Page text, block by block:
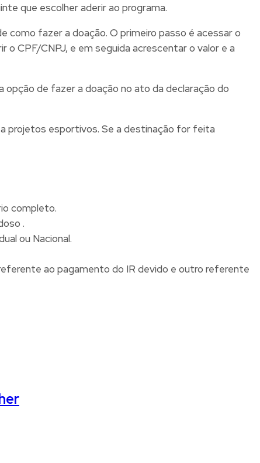
que escolher aderir ao programa.
como fazer a doação. O primeiro passo é acessar o
o CPF/CNPJ, e em seguida acrescentar o valor e a
de fazer a doação no ato da declaração do
projetos esportivos. Se a destinação for feita
completo.
.
ou Nacional.
ao pagamento do IR devido e outro referente